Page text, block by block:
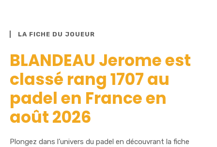
LA FICHE DU JOUEUR
BLANDEAU Jerome est
classé rang 1707 au
padel en France en
août 2026
Plongez dans l’univers du padel en découvrant la fiche